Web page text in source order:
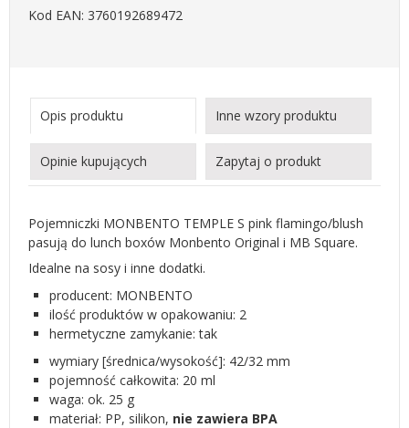
Kod EAN: 3760192689472
Opis produktu Inne wzory produktu
Opinie kupujących Zapytaj o produkt
Pojemniczki MONBENTO TEMPLE S pink flamingo/blush
pasują do lunch boxów Monbento Original i MB Square.
Idealne na sosy i inne dodatki.
producent: MONBENTO
ilość produktów w opakowaniu: 2
hermetyczne zamykanie: tak
wymiary [średnica/wysokość]: 42/32 mm
pojemność całkowita: 20 ml
waga: ok. 25 g
materiał: PP, silikon, nie zawiera BPA